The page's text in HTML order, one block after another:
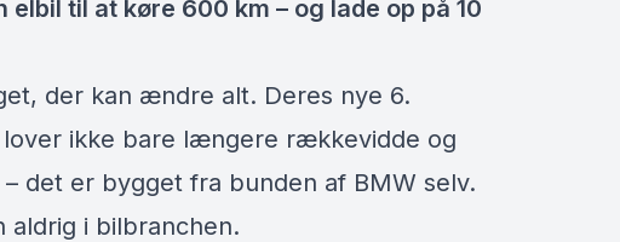
elbil til at køre 600 km – og lade op på 10
der kan ændre alt. Deres nye 6.
ikke bare længere rækkevidde og
det er bygget fra bunden af BMW selv.
i bilbranchen.